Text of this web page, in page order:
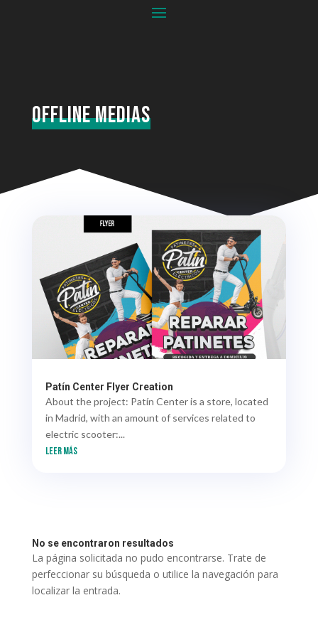
Offline Medias
Patín Center Flyer Creation
About the project: Patín Center is a store, located
in Madrid, with an amount of services related to
electric scooter:...
leer más
No se encontraron resultados
La página solicitada no pudo encontrarse. Trate de
perfeccionar su búsqueda o utilice la navegación para
localizar la entrada.